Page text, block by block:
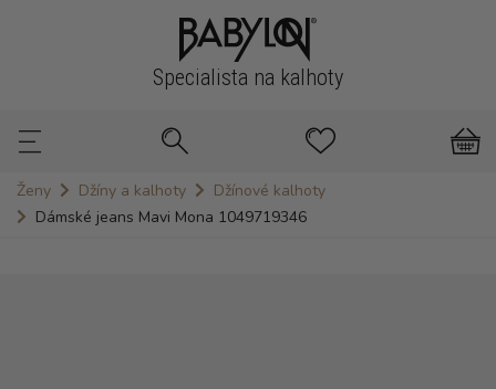
Specialista na kalhoty
Ženy Džíny a kalhoty
Džínové kalhoty
Dámské jeans Mavi Mona 1049719346